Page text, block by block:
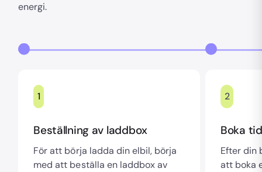
energi.
1
Beställning av laddbox
För att börja ladda din elbil, börja
med att beställa en laddbox av
2
Boka
Efter din
att boka